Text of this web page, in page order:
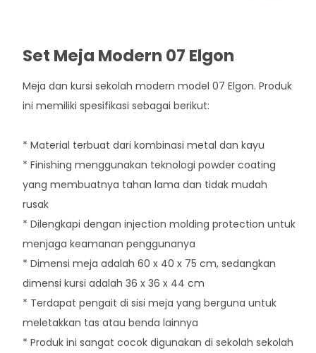
Set Meja Modern 07 Elgon
Meja dan kursi sekolah modern model 07 Elgon. Produk
ini memiliki spesifikasi sebagai berikut:
* Material terbuat dari kombinasi metal dan kayu
* Finishing menggunakan teknologi powder coating
yang membuatnya tahan lama dan tidak mudah
rusak
* Dilengkapi dengan injection molding protection untuk
menjaga keamanan penggunanya
* Dimensi meja adalah 60 x 40 x 75 cm, sedangkan
dimensi kursi adalah 36 x 36 x 44 cm
* Terdapat pengait di sisi meja yang berguna untuk
meletakkan tas atau benda lainnya
* Produk ini sangat cocok digunakan di sekolah sekolah